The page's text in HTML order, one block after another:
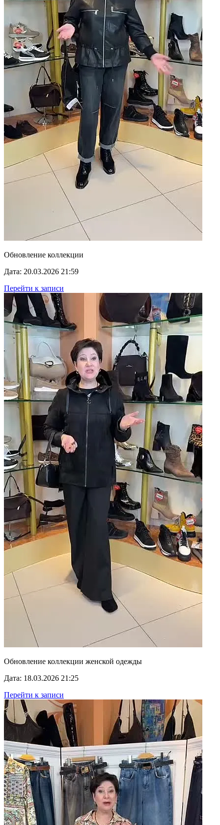
Обновление коллекции
Дата: 20.03.2026 21:59
Перейти к записи
Обновление коллекции женской одежды
Дата: 18.03.2026 21:25
Перейти к записи